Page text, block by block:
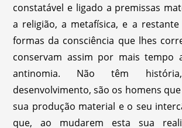
constatável e ligado a premissas
a religião, a metafísica, e a
formas da consciência que lhes
conservam assim por mais tempo
antinomia. Não têm
desenvolvimento, são os homens
sua produção material e o seu
que, ao mudarem esta sua